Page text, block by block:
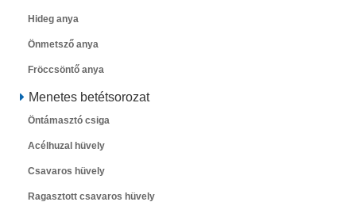
Hideg anya
Önmetsző anya
Fröccsöntő anya
Menetes betétsorozat
Öntámasztó csiga
Acélhuzal hüvely
Csavaros hüvely
Ragasztott csavaros hüvely